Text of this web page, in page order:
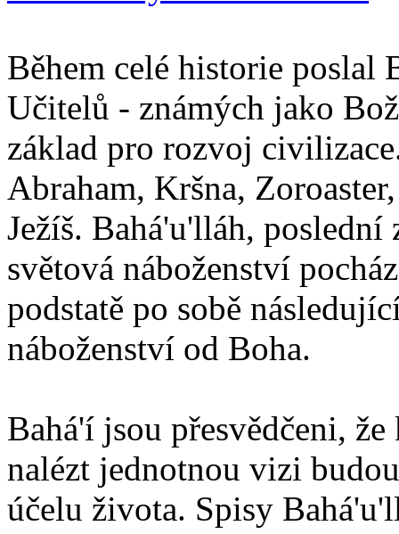
Během celé historie poslal
Učitelů - známých jako
základ pro rozvoj
Abraham, Kršna,
Ježíš. Bahá'u'lláh,
světová náboženství
podstatě po sobě
náboženství od Boha.
Bahá'í jsou přesvědčeni,
nalézt jednotnou vizi
účelu života. Spisy